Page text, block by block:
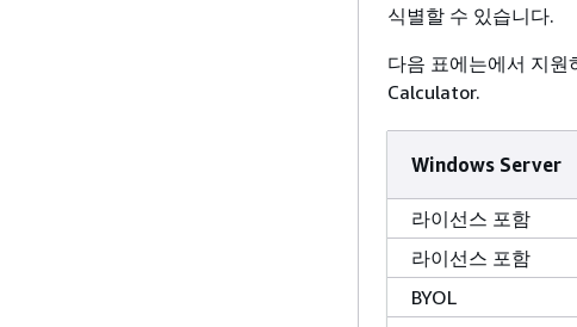
식별할 수 있습니다.
다음 표에는에서 지원
Calculator.
Windows Server
라이선스 포함
라이선스 포함
BYOL